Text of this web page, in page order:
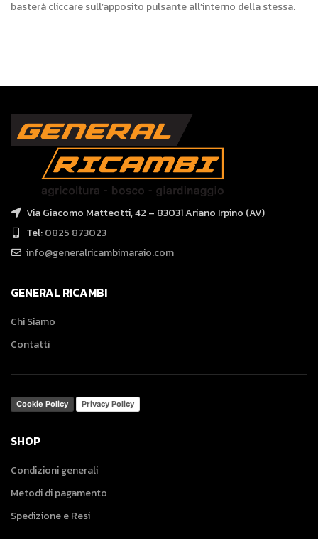
basterà cliccare sull’apposito pulsante all’interno della stessa.
Via Giacomo Matteotti, 42 – 83031 Ariano Irpino (AV)
Tel:0825 873023
info@generalricambimaraio.com
GENERAL RICAMBI
Chi Siamo
Contatti
Cookie Policy Privacy Policy
SHOP
Condizioni generali
Metodi di pagamento
Spedizione e Resi